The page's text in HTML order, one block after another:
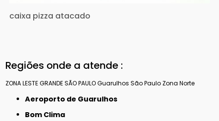
caixa pizza atacado
Regiões onde a atende :
ZONA LESTEGRANDE SÃO PAULOGuarulhos São Paulo Zona Norte
Aeroporto de Guarulhos
Bom Clima